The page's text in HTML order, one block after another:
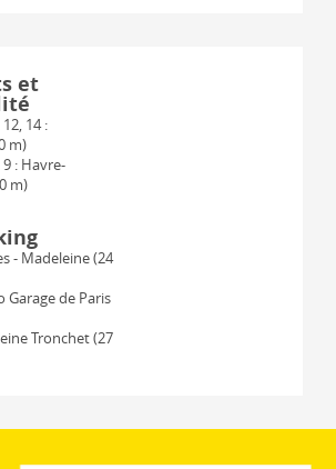
et
14 :
m)
: Havre-
m)
- Madeleine (24
Garage de Paris
Tronchet (27